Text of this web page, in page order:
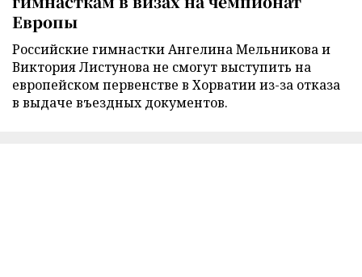
Европы
Российские гимнастки Ангелина Мельникова и
Виктория Листунова не смогут выступить на
европейском первенстве в Хорватии из-за отказа
в выдаче въездных документов.